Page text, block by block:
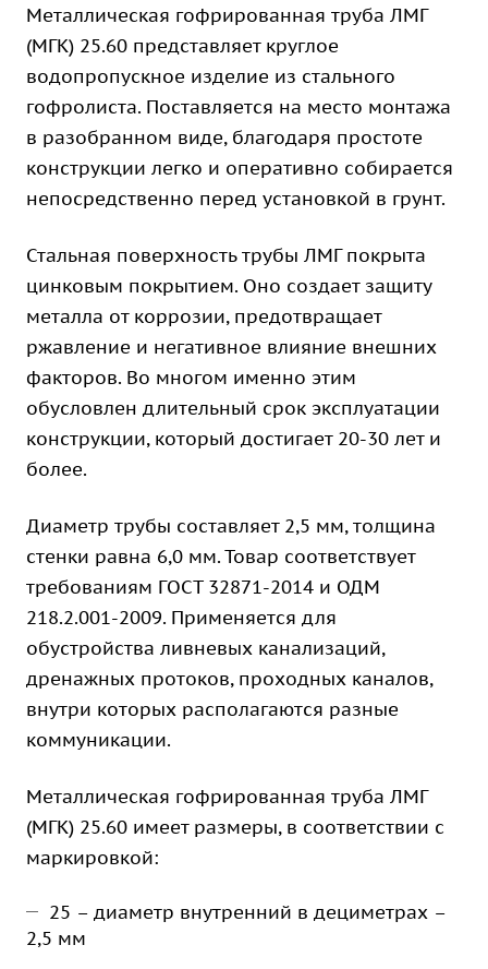
Металлическая гофрированная труба ЛМГ
(МГК) 25.60 представляет круглое
водопропускное изделие из стального
гофролиста. Поставляется на место монтажа
в разобранном виде, благодаря простоте
конструкции легко и оперативно собирается
непосредственно перед установкой в грунт.
Стальная поверхность трубы ЛМГ покрыта
цинковым покрытием. Оно создает защиту
металла от коррозии, предотвращает
ржавление и негативное влияние внешних
факторов. Во многом именно этим
обусловлен длительный срок эксплуатации
конструкции, который достигает 20-30 лет и
более.
Диаметр трубы составляет 2,5 мм, толщина
стенки равна 6,0 мм. Товар соответствует
требованиям ГОСТ 32871-2014 и ОДМ
218.2.001-2009. Применяется для
обустройства ливневых канализаций,
дренажных протоков, проходных каналов,
внутри которых располагаются разные
коммуникации.
Металлическая гофрированная труба ЛМГ
(МГК) 25.60 имеет размеры, в соответствии с
маркировкой:
25 – диаметр внутренний в дециметрах –
2,5 мм